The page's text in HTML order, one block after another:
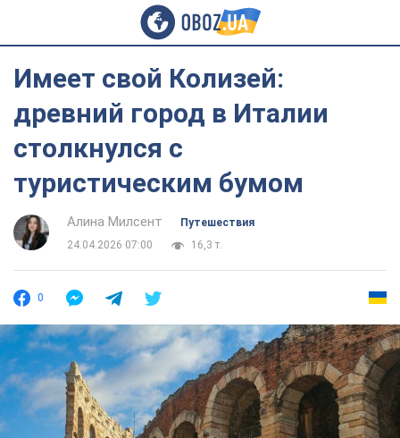
Имеет свой Колизей:
древний город в Италии
столкнулся с
туристическим бумом
Алина Милсент
Путешествия
24.04.2026 07:00
16,3 т.
0